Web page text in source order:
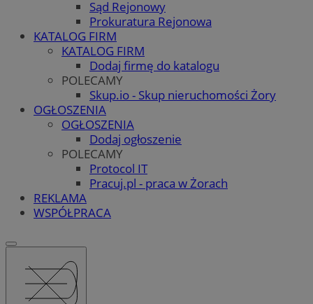
Sąd Rejonowy
Prokuratura Rejonowa
KATALOG FIRM
KATALOG FIRM
Dodaj firmę do katalogu
POLECAMY
Skup.io - Skup nieruchomości Żory
OGŁOSZENIA
OGŁOSZENIA
Dodaj ogłoszenie
POLECAMY
Protocol IT
Pracuj.pl - praca w Żorach
REKLAMA
WSPÓŁPRACA